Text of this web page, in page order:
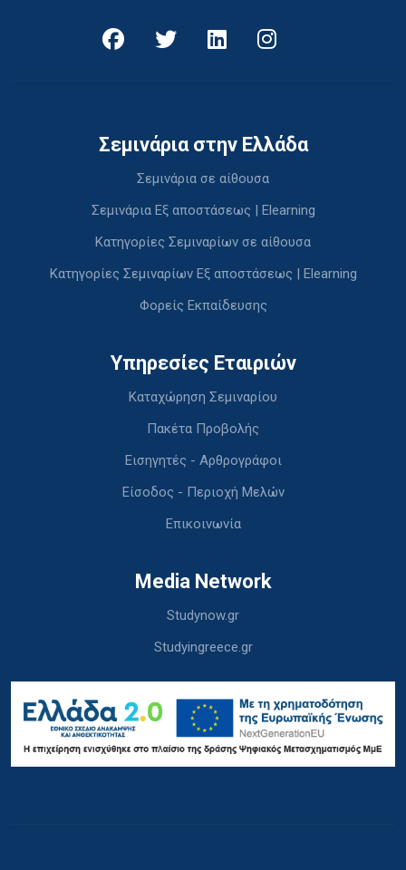
Σεμινάρια στην Ελλάδα
Σεμινάρια σε αίθουσα
Σεμινάρια Εξ αποστάσεως | Elearning
Κατηγορίες Σεμιναρίων σε αίθουσα
Κατηγορίες Σεμιναρίων Εξ αποστάσεως | Elearning
Φορείς Εκπαίδευσης
Υπηρεσίες Εταιριών
Καταχώρηση Σεμιναρίου
Πακέτα Προβολής
Εισηγητές - Αρθρογράφοι
Είσοδος - Περιοχή Μελών
Επικοινωνία
Media Network
Studynow.gr
Studyingreece.gr